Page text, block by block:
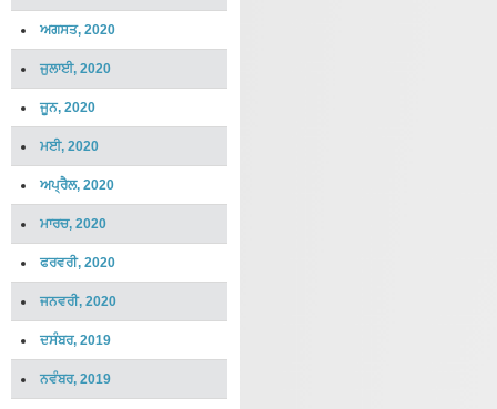
ਅਗਸਤ, 2020
ਜੁਲਾਈ, 2020
ਜੂਨ, 2020
ਮਈ, 2020
ਅਪ੍ਰੈਲ, 2020
ਮਾਰਚ, 2020
ਫਰਵਰੀ, 2020
ਜਨਵਰੀ, 2020
ਦਸੰਬਰ, 2019
ਨਵੰਬਰ, 2019